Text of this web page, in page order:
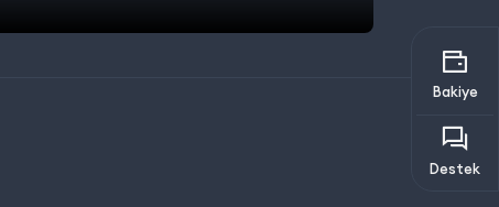
Bakiye
Destek